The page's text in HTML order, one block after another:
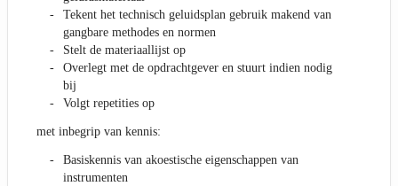
Tekent het technisch geluidsplan gebruik makend van
gangbare methodes en normen
Stelt de materiaallijst op
Overlegt met de opdrachtgever en stuurt indien nodig
bij
Volgt repetities op
met inbegrip van kennis:
Basiskennis van akoestische eigenschappen van
instrumenten